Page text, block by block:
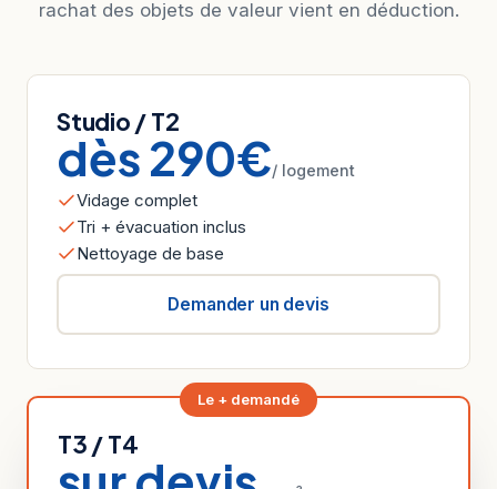
rachat des objets de valeur vient en déduction.
Studio / T2
dès 290€/ logement
Vidage complet
Tri + évacuation inclus
Nettoyage de base
Demander un devis
Le + demandé
T3 / T4